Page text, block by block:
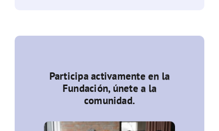
Participa activamente en la
Fundación, únete a la
comunidad.